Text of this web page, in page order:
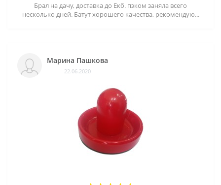
Брал на дачу, доставка до Екб. пэком заняла всего
несколько дней. Батут хорошего качества, рекомендую...
Марина Пашкова
22.06.2020